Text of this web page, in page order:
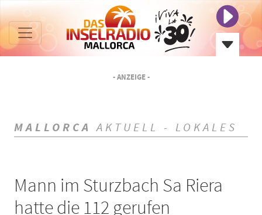
- ANZEIGE -
MALLORCA AKTUELL - LOKALES
Mann im Sturzbach Sa Riera
hatte die 112 gerufen